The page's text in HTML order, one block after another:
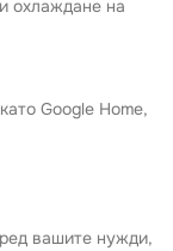
охлаждане на
Google Home,
вашите нужди,